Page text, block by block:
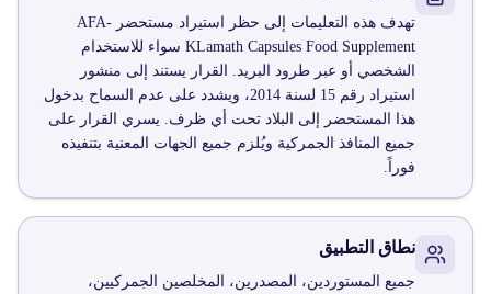
تهدف هذه التعليمات إلى حظر استيراد مستحضر AFA-
KLamath Capsules Food Supplement سواء للاستخدام
الشخصي أو عبر طرود البريد. القرار يستند إلى منشور
استيراد رقم 15 لسنة 2014، ويشدد على عدم السماح بدخول
هذا المستحضر إلى البلاد تحت أي ظرف. يسري القرار على
جميع المنافذ الجمركية ويُلزم جميع الجهات المعنية بتنفيذه
فوراً.
نطاق التطبيق
جميع المستوردين، المصدرين، المخلصين الجمركيين،